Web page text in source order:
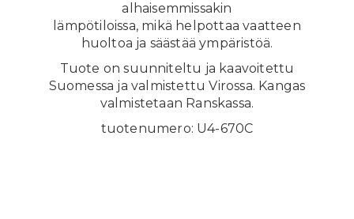
alhaisemmissakin
lämpötiloissa, mikä helpottaa vaatteen
huoltoa ja säästää ympäristöä.
Tuote on suunniteltu ja kaavoitettu
Suomessa ja valmistettu Virossa. Kangas
valmistetaan Ranskassa.
tuotenumero: U4-670C